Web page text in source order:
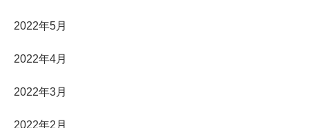
2022年5月
2022年4月
2022年3月
2022年2月